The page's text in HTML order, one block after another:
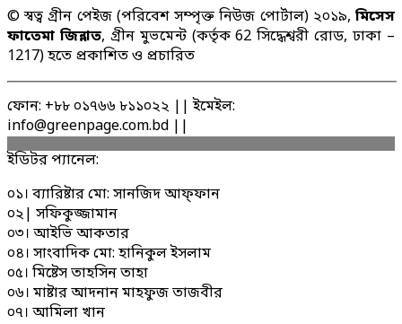
© স্বত্ব গ্রীন পেইজ (পরিবেশ সম্পৃক্ত নিউজ পোর্টাল) ২০১৯, মিসেস
ফাতেমা জিন্নাত, গ্রীন মুভমেন্ট (কর্তৃক 62 সিদ্ধেশ্বরী রোড, ঢাকা –
1217) হতে প্রকাশিত ও প্রচারিত
ফোন: +৮৮ ০১৭৬৬ ৮১১০২২ || ইমেইল:
info@greenpage.com.bd ||
ইডিটর প্যানেল:
০১। ব্যারিষ্টার মো: সানজিদ আফ্ফান
০২| সফিকুজ্জামান
০৩। আইভি আকতার
০৪। সাংবাদিক মো: হানিকুল ইসলাম
০৫। মিষ্টেস তাহসিন তাহা
০৬। মাষ্টার আদনান মাহফুজ তাজবীর
০৭। আমিলা খান